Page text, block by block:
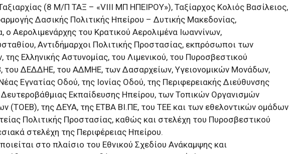
(8 Μ/Π ΤΑΞ – «VIII ΜΠ ΗΠΕΙΡΟΥ»), Ταξίαρχος Κολιός Βασίλειος,
Δασικής Πολιτικής Ηπείρου – Δυτικής Μακεδονίας,
ο Αερολιμενάρχης του Κρατικού Αερολιμένα Ιωαννίνων,
Αντιδήμαρχοι Πολιτικής Προστασίας, εκπρόσωποι των
Ελληνικής Αστυνομίας, του Λιμενικού, του Πυροσβεστικού
του ΔΕΔΔΗΕ, του ΑΔΜΗΕ, των Δασαρχείων, Υγειονομικών Μονάδων,
Εγνατίας Οδού, της Ιονίας Οδού, της Περιφερειακής Διεύθυνσης
Εκπαίδευσης Ηπείρου, των Τοπικών Οργανισμών
(ΤΟΕΒ), της ΔΕΥΑ, της ΕΤΒΑ ΒΙ.ΠΕ, του ΤΕΕ και των εθελοντικών ομάδων
Πολιτικής Προστασίας, καθώς και στελέχη του Πυροσβεστικού
στελέχη της Περιφέρειας Ηπείρου.
στο πλαίσιο του Εθνικού Σχεδίου Ανάκαμψης και